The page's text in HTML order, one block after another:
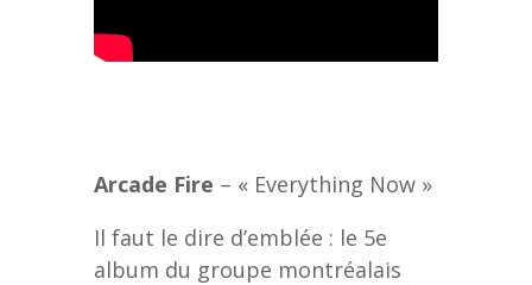
Arcade Fire – « Everything Now »
Il faut le dire d’emblée : le 5e
album du groupe montréalais